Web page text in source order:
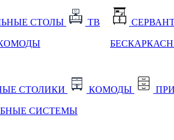
СТОЛЫ ТВ
СТОЛИКИ КОМОДЫ
СИСТЕМЫ